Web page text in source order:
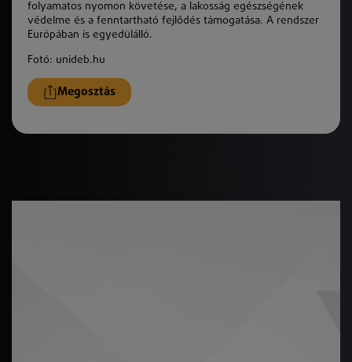
folyamatos nyomon követése, a lakosság egészségének
védelme és a fenntartható fejlődés támogatása. A rendszer
Európában is egyedülálló.
Fotó: unideb.hu
Megosztás